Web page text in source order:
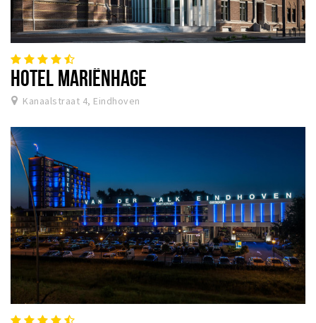
HOTEL MARIËNHAGE
Kanaalstraat 4, Eindhoven